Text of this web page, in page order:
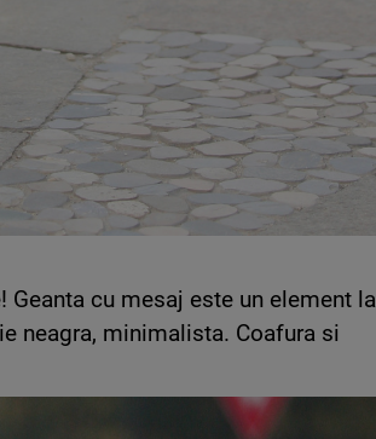
Geanta cu mesaj este un element la
neagra, minimalista. Coafura si